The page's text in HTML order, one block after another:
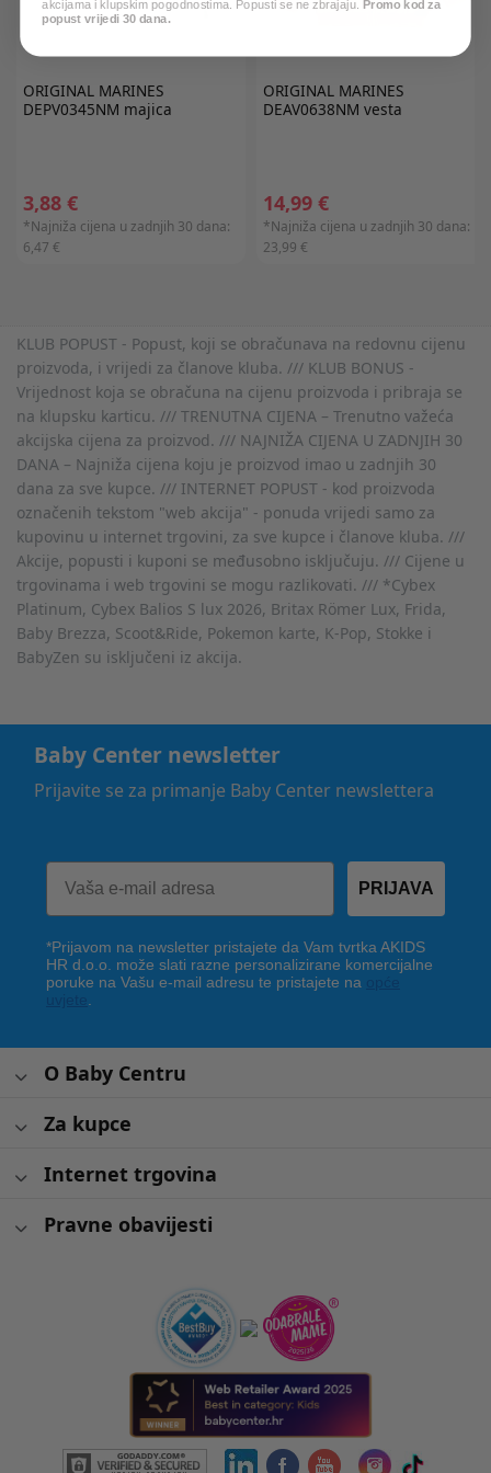
ORIGINAL MARINES
DEPV0345NM majica
3,88 €
*Najniža cijena u zadnjih 30 dana:
6,47 €
ORIGINAL MARINES
DEAV0638NM vesta
14,99 €
*Najniža cijena u zadnjih 30 dana:
23,99 €
KLUB POPUST - Popust, koji se obračunava na redovnu cijenu
proizvoda, i vrijedi za članove kluba. /// KLUB BONUS -
Vrijednost koja se obračuna na cijenu proizvoda i pribraja se
na klupsku karticu. /// TRENUTNA CIJENA – Trenutno važeća
akcijska cijena za proizvod. /// NAJNIŽA CIJENA U ZADNJIH 30
DANA – Najniža cijena koju je proizvod imao u zadnjih 30
dana za sve kupce. /// INTERNET POPUST - kod proizvoda
označenih tekstom "web akcija" - ponuda vrijedi samo za
kupovinu u internet trgovini, za sve kupce i članove kluba. ///
Akcije, popusti i kuponi se međusobno isključuju. /// Cijene u
trgovinama i web trgovini se mogu razlikovati. /// *Cybex
Platinum, Cybex Balios S lux 2026, Britax Römer Lux, Frida,
Baby Brezza, Scoot&Ride, Pokemon karte, K-Pop, Stokke i
BabyZen su isključeni iz akcija.
Baby Center newsletter
Prijavite se za primanje Baby Center newslettera
PRIJAVA
*Prijavom na newsletter pristajete da Vam tvrtka AKIDS
HR d.o.o. može slati razne personalizirane komercijalne
poruke na Vašu e-mail adresu te pristajete na
O Baby Centru
Za kupce
Internet trgovina
Pravne obavijesti
akcijama i klupskim pogodnostima. Popusti se ne zbrajaju. Promo kod za
popust vrijedi 30 dana.